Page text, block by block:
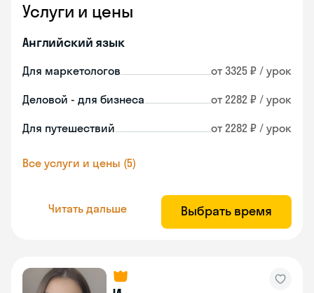
Услуги и цены
Английский язык
Для маркетологов от 3325 ₽ / урок
Деловой - для бизнеса от 2282 ₽ / урок
Для путешествий от 2282 ₽ / урок
Все услуги и цены (5)
Читать дальше Выбрать время